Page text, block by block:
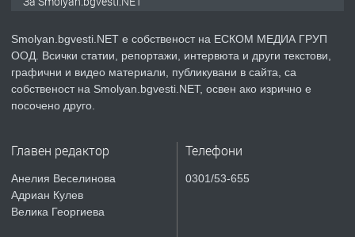
преди 2 години
ТЪРСИ Търсят се строителни работници
ПРЕДЛАГА
Smolyan.bgvesti.NET е собственост на ЕСКОМ МЕДИА ГРУП
ООД. Всички статии, репортажи, интервюта и други текстови,
графични и видео материали, публикувани в сайта, са
собственост на Smolyan.bgvesti.NET, освен ако изрично е
посочено друго.
Главен редактор
Анелия Веселинова
Адриан Кулев
Велика Георгиева
Телефони
0301/53-655